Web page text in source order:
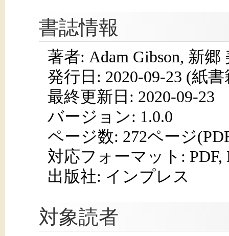
書誌情報
著者: Adam Gibson, 新郷
発行日: 2020-09-23 (紙書
最終更新日: 2020-09-23
バージョン: 1.0.0
ページ数: 272ページ
対応フォーマット: PDF,
出版社: インプレス
対象読者